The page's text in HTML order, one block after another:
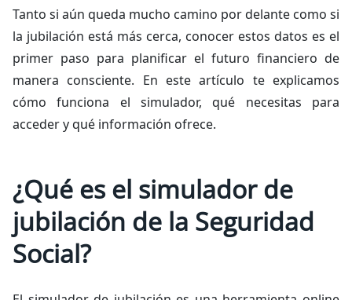
Tanto si aún queda mucho camino por delante como si
la jubilación está más cerca, conocer estos datos es el
primer paso para planificar el futuro financiero de
manera consciente. En este artículo te explicamos
cómo funciona el simulador, qué necesitas para
acceder y qué información ofrece.
¿Qué es el simulador de
jubilación de la Seguridad
Social?